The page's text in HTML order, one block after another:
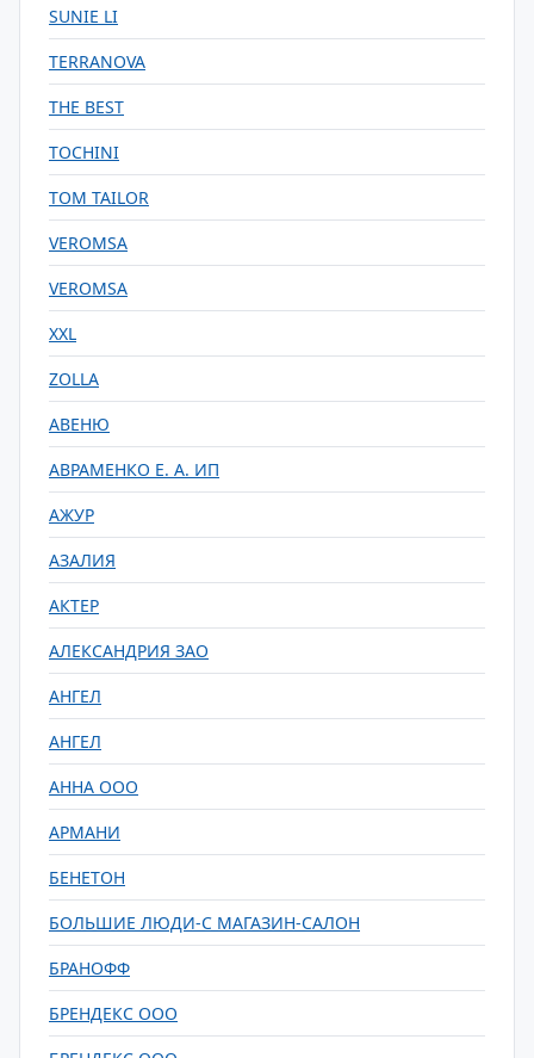
SUNIE LI
TERRANOVA
THE BEST
TOCHINI
TOM TAILOR
VEROMSA
VEROMSA
XXL
ZOLLA
АВЕНЮ
АВРАМЕНКО Е. А. ИП
АЖУР
АЗАЛИЯ
АКТЕР
АЛЕКСАНДРИЯ ЗАО
АНГЕЛ
АНГЕЛ
АННА ООО
АРМАНИ
БЕНЕТОН
БОЛЬШИЕ ЛЮДИ-С МАГАЗИН-САЛОН
БРАНОФФ
БРЕНДЕКС ООО